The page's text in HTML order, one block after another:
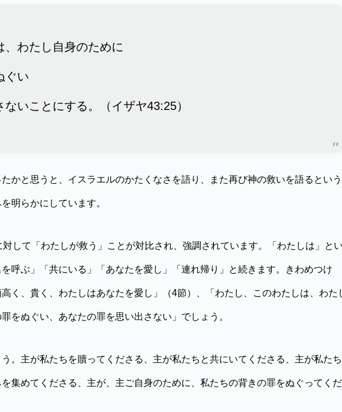
、わたし自身のために
ぐい
いことにする。（イザヤ43:25）
かと思うと、イスラエルのかたくなさを語り、また再び神の救いを語るという
明らかにしています。
して「わたしが救う」ことが対比され、強調されています。「わたしは」とい
呼ぶ」「共にいる」「あなたを愛し」「連れ帰り」と続きます。きわめつけ
く、貴く、わたしはあなたを愛し」（4節）、「わたし、このわたしは、わた
をぬぐい、あなたの罪を思い出さない」でしょう。
。主が私たちを贖ってくださる、主が私たちと共にいてくださる、主が私たち
集めてくださる、主が、主ご自身のために、私たちの背きの罪をぬぐってくだ